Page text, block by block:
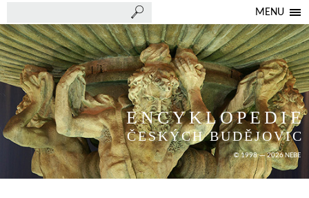
MENU
ENCYKLOPEDIE
ČESKÝCH BUDĚJOVIC
© 1998 — 2026 NEBE